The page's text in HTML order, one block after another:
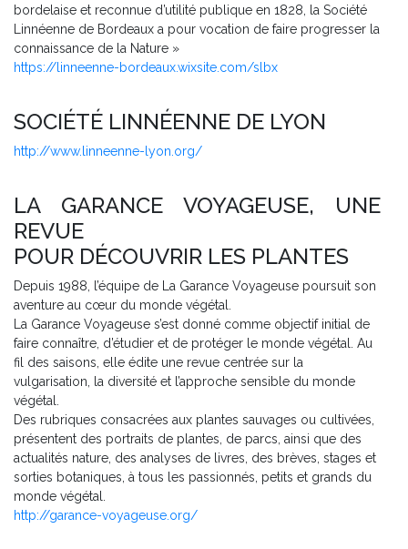
bordelaise et reconnue d’utilité publique en 1828, la Société
Linnéenne de Bordeaux a pour vocation de faire progresser la
connaissance de la Nature »
https://linneenne-bordeaux.wixsite.com/slbx
SOCIÉTÉ LINNÉENNE DE LYON
http://www.linneenne-lyon.org/
LA GARANCE VOYAGEUSE, UNE
REVUE
POUR DÉCOUVRIR LES PLANTES
Depuis 1988, l’équipe de La Garance Voyageuse poursuit son
aventure au cœur du monde végétal.
La Garance Voyageuse s’est donné comme objectif initial de
faire connaître, d’étudier et de protéger le monde végétal. Au
fil des saisons, elle édite une revue centrée sur la
vulgarisation, la diversité et l’approche sensible du monde
végétal.
Des rubriques consacrées aux plantes sauvages ou cultivées,
présentent des portraits de plantes, de parcs, ainsi que des
actualités nature, des analyses de livres, des brèves, stages et
sorties botaniques, à tous les passionnés, petits et grands du
monde végétal.
http://garance-voyageuse.org/